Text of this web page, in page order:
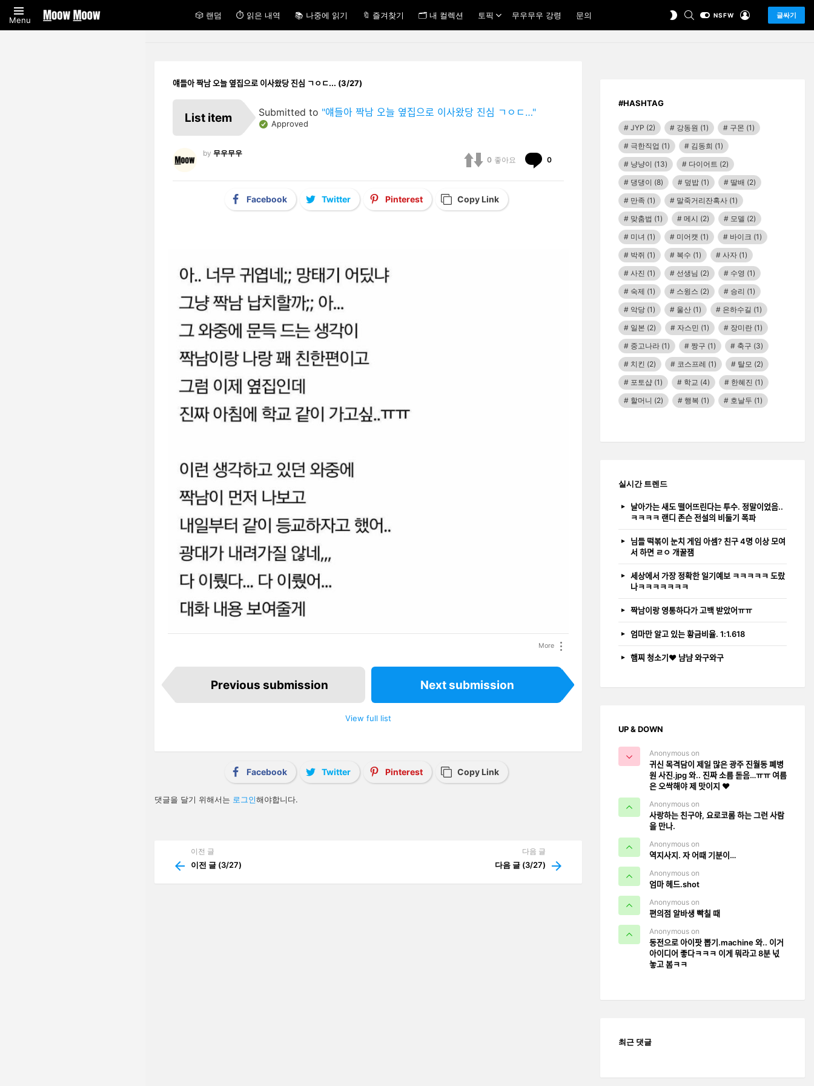
Menu 🎲 랜덤 ⏱ 읽은 내역 📚 나중에 읽기 🔖 즐겨찾기 🗂 내 컬렉션 토픽 무우무우 강령 문의
SWITCHSEARCHNSFW 글싸기
얘들아 짝남 오늘 옆집으로 이사왔당 진심 ㄱㅇㄷ... (3/27)
List item Submitted to "얘들아 짝남 오늘 옆집으로 이사왔당 진심 ㄱㅇㄷ…"
Approved
by 무우무우
0 좋아요 0
Facebook Twitter Pinterest Copy Link
More
t
m
Previous submission Next submission
View full list
Facebook Twitter Pinterest Copy Link
답
글
댓글을 달기 위해서는 로그인해야합니다.
more
이전 글
이전 글 (3/27)
다음 글
다음 글 (3/27)
#HASHTAG
JYP (2) 강동원 (1) 구몬 (1)
극한직업 (1) 김동희 (1)
냥냥이 (13) 다이어트 (2)
댕댕이 (8) 덮밥 (1) 딸배 (2)
만족 (1) 말죽거리잔혹사 (1)
맞춤법 (1) 메시 (2) 모델 (2)
미녀 (1) 미어캣 (1) 바이크 (1)
박쥐 (1) 복수 (1) 사자 (1)
사진 (1) 선생님 (2) 수영 (1)
숙제 (1) 스윙스 (2) 승리 (1)
악당 (1) 울산 (1) 은하수길 (1)
일본 (2) 자스민 (1) 장미란 (1)
중고나라 (1) 짱구 (1) 축구 (3)
치킨 (2) 코스프레 (1) 탈모 (2)
포토샵 (1) 학교 (4) 한혜진 (1)
할머니 (2) 행복 (1) 호날두 (1)
실시간 트렌드
날아가는 새도 떨어뜨린다는 투수. 정말이었음..
ㅋㅋㅋㅋ 랜디 존슨 전설의 비둘기 폭파
님들 떡볶이 눈치 게임 아셈? 친구 4명 이상 모여
서 하면 ㄹㅇ 개꿀잼
세상에서 가장 정확한 일기예보 ㅋㅋㅋㅋㅋ 도랐
나ㅋㅋㅋㅋㅋㅋㅋ
짝남이랑 영통하다가 고백 받았어ㅠㅠ
엄마만 알고 있는 황금비율. 1:1.618
햄찌 청소기❤️ 냠냠 와구와구
UP & DOWN
Anonymous on
귀신 목격담이 제일 많은 광주 진월동 폐병
원 사진.jpg 와.. 진짜 소름 돋음…ㅠㅠ 여름
은 오싹해야 제 맛이지 ❤️
Anonymous on
사랑하는 친구야, 요로코롬 하는 그런 사람
을 만나.
Anonymous on
역지사지. 자 어때 기분이…
Anonymous on
엄마 헤드.shot
Anonymous on
편의점 알바생 빡칠 때
Anonymous on
동전으로 아이팟 뽑기.machine 와.. 이거
아이디어 좋다ㅋㅋㅋ 이게 뭐라고 8분 넋
놓고 봄ㅋㅋ
최근 댓글